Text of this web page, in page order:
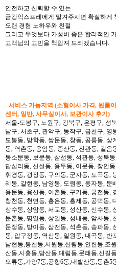
안전하고 신뢰할 수 있는
금강익스프레에게 맡겨주시면 확실하게
오랜 경험 노하우와 친절
그리고 무엇보다 가성비 좋은 합리적인
고객님의 고민을 책임져 드리겠습니다.
- 서비스 가능지역 (소형이사 가격, 원룸
센터, 일반, 사무실이사, 보관이사 후기)
서울-도봉구, 노원구, 강북구, 은평구, 성
남구, 서초구, 관악구, 동작구, 금천구, 영
도봉동, 방학동, 쌍문동, 창동, 공릉동,
동, 역촌동, 응암동, 증산동, 진관동, 길음
동소문동, 보문동, 삼선동, 석관동, 성북
답십리동, 신설동, 용두동, 이문동, 장안
휘경동, 광장동, 구의동, 군자동, 도곡동,
리동, 갈현동, 남영동, 도원동, 동자동, 문
용문동, 용산동, 이촌동, 구기동, 궁전동,
창천동, 천연동, 홍은동, 홍제동, 공덕동,
상수동, 상암동, 서교동, 성산동, 신수동,
둔촌동, 명일동, 상일동, 성내동, 암사동,
문정동, 방이동, 삼전동, 석촌동, 송파동,
동, 압구정동, 역삼동, 일원동, 내곡동,
남현동,봉천동,서원동,신림동,인헌동,조
산동,시흥동,당산동,대림동,문래동,신길
오류동,가양7동,공항6동,내발산동,등촌